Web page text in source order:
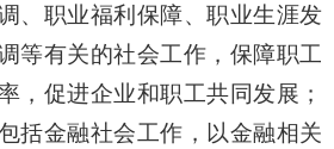
、职业福利保障、职业生涯发
等有关的社会工作，保障职工
，促进企业和职工共同发展 ；
括金融社会工作 ， 以金融相关